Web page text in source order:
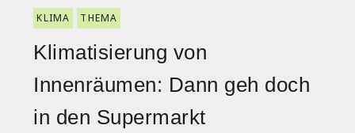
KLIMA THEMA
Klimatisierung von
Innenräumen: Dann geh doch
in den Supermarkt